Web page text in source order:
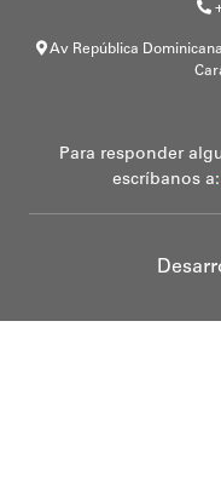
Av República
Para responder
escríbanos a: